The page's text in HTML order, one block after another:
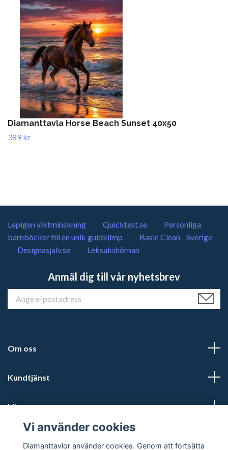
Diamanttavla Horse Beach Sunset 40x50
389 kr
Lepigen viktminskning Quicktest.se
Personliga
barnböcker till en unik guldklimp
Basic Clean - Sverige
Designasjalv.se
Leksakshörnan
Anmäl dig till vår nyhetsbrev
Om oss
Kundtjänst
Läs mer
Vi använder cookies
Diamanttavlor använder cookies. Genom att fortsätta